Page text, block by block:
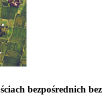
bezpośrednich bez